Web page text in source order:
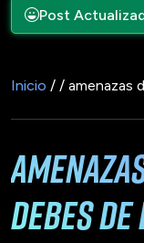
Post
Inicio / / amenazas
debes